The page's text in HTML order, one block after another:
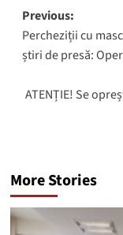
Post
Previous:
Percheziții cu
știri de presă:
ATENȚIE! Se
More Stories